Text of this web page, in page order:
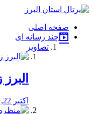
فصد
شرق
تهران
خشکشویی
صفحه اصلی
چند رسانه ای
تصاویر
البرز
اکتبر 22, 2019